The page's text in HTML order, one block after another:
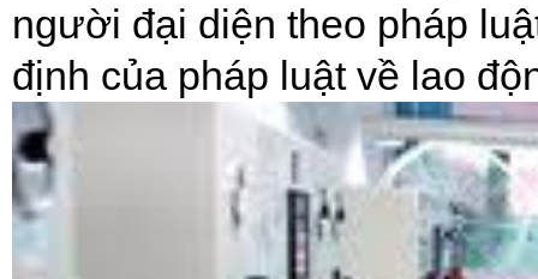
người đại diện theo pháp
định của pháp luật về lao